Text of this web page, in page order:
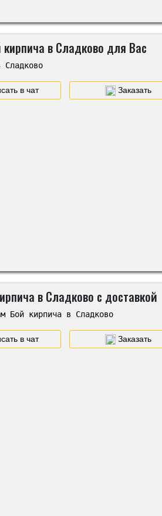
кирпича в Сладково для Вас
Сладково
в чат Заказать
в Сладково с доставкой
Бой кирпича в Сладково
в чат Заказать